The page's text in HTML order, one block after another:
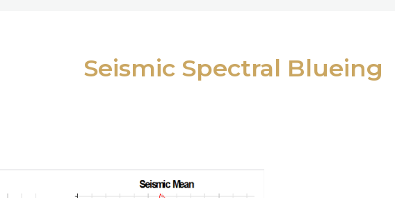
Seismic Spectral Blueing